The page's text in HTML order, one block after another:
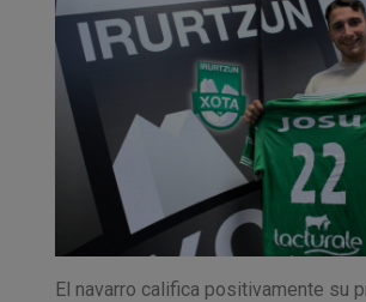
El navarro califica positivamente su